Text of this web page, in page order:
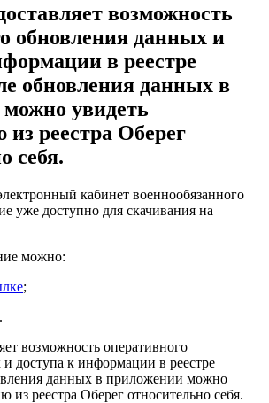
возможность
обновления данных и
в реестре
обновления данных в
увидеть
реестра Оберег
себя.
кабинет военнообязанного
уже доступно для скачивания на
можно:
;
.
возможность оперативного
доступа к информации в реестре
данных в приложении можно
из реестра Оберег относительно себя.